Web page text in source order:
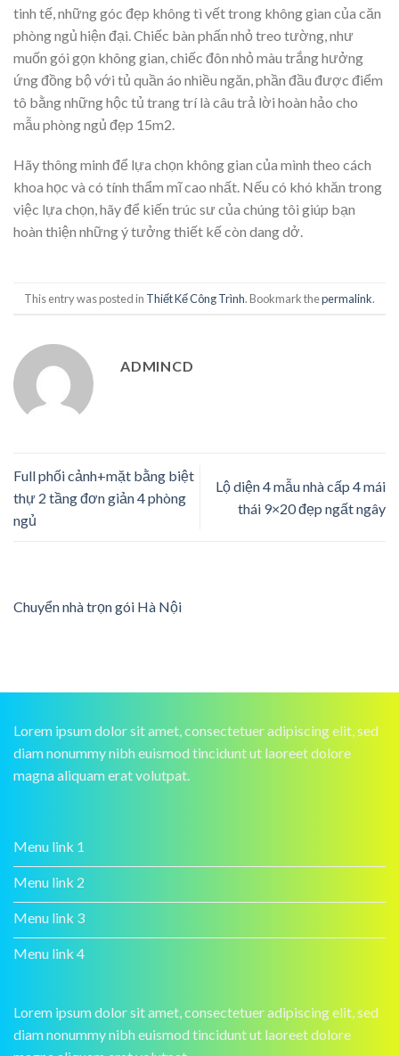
tinh tế, những góc đẹp không tì vết trong không gian của căn
phòng ngủ hiện đại. Chiếc bàn phấn nhỏ treo tường, như
muốn gói gọn không gian, chiếc đôn nhỏ màu trắng hưởng
ứng đồng bộ với tủ quần áo nhiều ngăn, phần đầu được điểm
tô bằng những hộc tủ trang trí là câu trả lời hoàn hảo cho
mẫu phòng ngủ đẹp 15m2.
Hãy thông minh để lựa chọn không gian của mình theo cách
khoa học và có tính thẩm mĩ cao nhất. Nếu có khó khăn trong
việc lựa chọn, hãy để kiến trúc sư của chúng tôi giúp bạn
hoàn thiện những ý tưởng thiết kế còn dang dở.
This entry was posted in Thiết Kế Công Trình. Bookmark thepermalink.
ADMINCD
Full phối cảnh+mặt bằng biệt
thự 2 tầng đơn giản 4 phòng
ngủ
Lộ diện 4 mẫu nhà cấp 4 mái
thái 9×20 đẹp ngất ngây
Chuyển nhà trọn gói Hà Nội
Lorem ipsum dolor sit amet, consectetuer adipiscing elit, sed
diam nonummy nibh euismod tincidunt ut laoreet dolore
magna aliquam erat volutpat.
Menu link 1
Menu link 2
Menu link 3
Menu link 4
Lorem ipsum dolor sit amet, consectetuer adipiscing elit, sed
diam nonummy nibh euismod tincidunt ut laoreet dolore